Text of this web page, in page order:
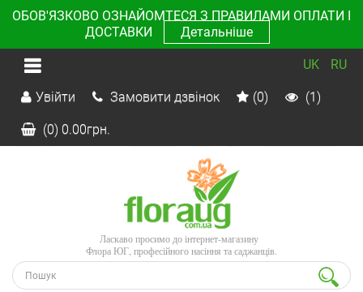
ОБОВ'ЯЗКОВО ОЗНАЙОМТЕСЯ З ПРАВИЛАМИ ОПЛАТИ І
ДОСТАВКИ
Детальніше
UK RU
Увійти Замовити дзвінок (0) (1)
(0) 0.00грн.
Ласкаво просимо до інтернет-магазину
Флора ЮГ, професійного насіння та саджанців.